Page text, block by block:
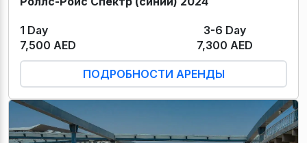
1 Day
3-6 Day
7,500 AED
7,300 AED
ПОДРОБНОСТИ АРЕНДЫ